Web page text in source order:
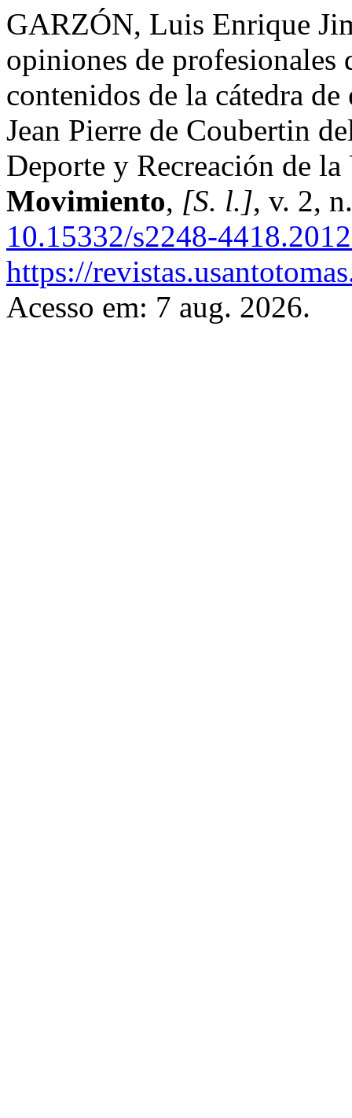
GARZÓN, Luis Enrique
opiniones de profesionales
contenidos de la cátedra
Jean Pierre de Coubertin
Deporte y Recreación de
Movimiento, [S. l.], v. 2,
10.15332/s2248-
https://
Acesso em: 7 aug. 2026.